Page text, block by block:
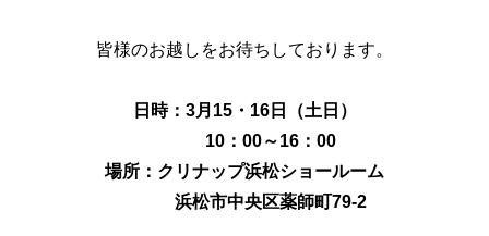
皆様のお越しをお待ちしております。
日時：3月15・16日（土日）
10：00～16：00
場所：クリナップ浜松ショールーム
浜松市中央区薬師町79-2